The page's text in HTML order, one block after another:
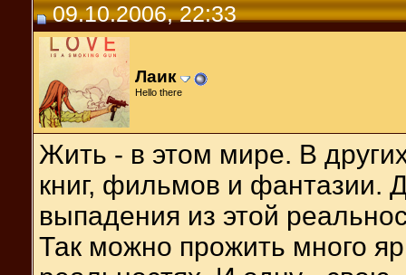
09.10.2006, 22:33
Лаик
Hello there
Жить - в этом мире. В
книг, фильмов и фантазии.
выпадения из этой
Так можно прожить много